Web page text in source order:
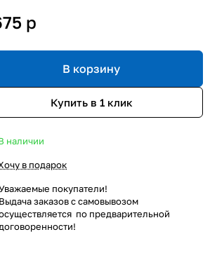
p
В корзину
Купить в 1 клик
наличии
в подарок
покупатели!
Выдача заказов с самовывозом
по предварительной
договоренности!